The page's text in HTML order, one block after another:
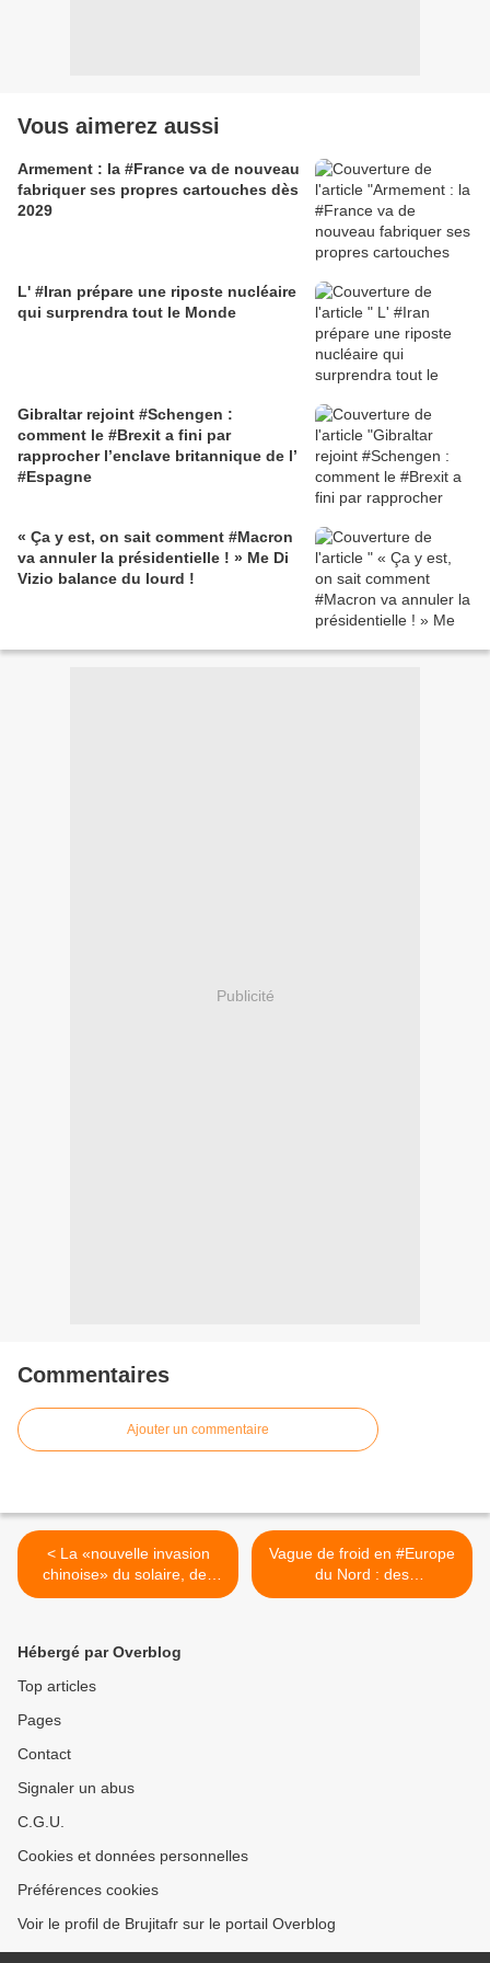
Vous aimerez aussi
Armement : la #France va de nouveau
fabriquer ses propres cartouches dès
2029
L' #Iran prépare une riposte nucléaire
qui surprendra tout le Monde
Gibraltar rejoint #Schengen :
comment le #Brexit a fini par
rapprocher l’enclave britannique de l’
#Espagne
« Ça y est, on sait comment #Macron
va annuler la présidentielle ! » Me Di
Vizio balance du lourd !
Publicité
Commentaires
Ajouter un commentaire
< La «nouvelle invasion
chinoise» du solaire, des
éoliennes et des voitures
Vague de froid en #Europe
du Nord : des
automobilistes piégés en
Hébergé par Overblog
Top articles
Pages
Contact
Signaler un abus
C.G.U.
Cookies et données personnelles
Préférences cookies
Voir le profil de Brujitafr sur le portail Overblog